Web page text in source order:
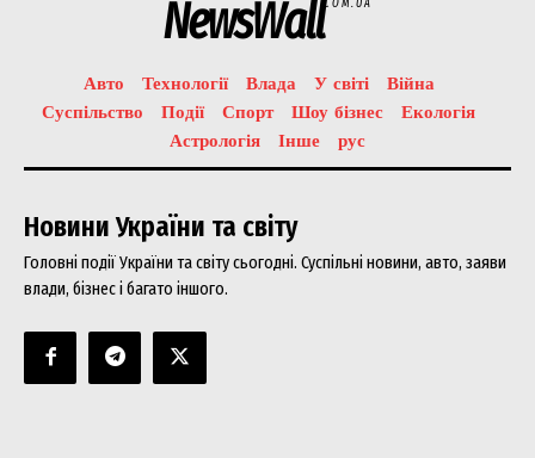
NewsWallCOM.UA
Авто Технології Влада У світі
Війна
Суспільство
Події Спорт Шоу бізнес
Екологія
Астрологія
Інше рус
Новини України та світу
Головні події України та світу сьогодні. Суспільні новини, авто, заяви
влади, бізнес і багато іншого.